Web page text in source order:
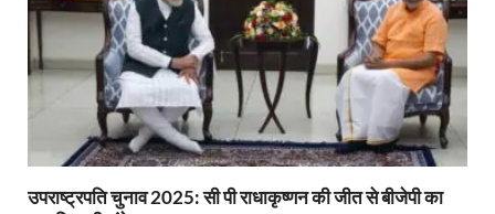
उपराष्ट्रपति चुनाव 2025: सी पी राधाकृष्णन की जीत से बीजेपी का